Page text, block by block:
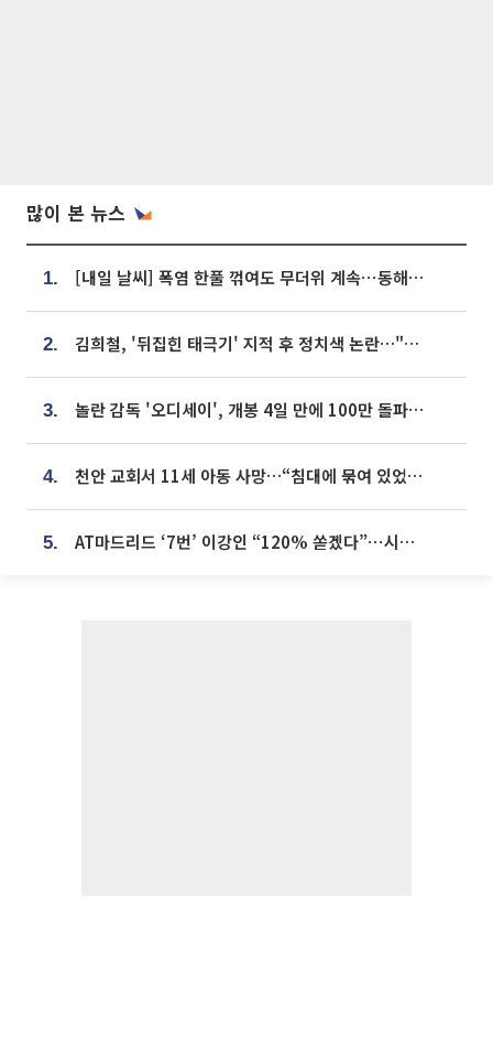
많이 본 뉴스
1. [내일 날씨] 폭염 한풀 꺾여도 무더위 계속⋯동해안 이틀 연속 비
2. 김희철, '뒤집힌 태극기' 지적 후 정치색 논란…"좌우 떠나 우리나라 국기"
3. 놀란 감독 '오디세이', 개봉 4일 만에 100만 돌파⋯'왕사남' 보다 빠르다
4. 천안 교회서 11세 아동 사망…“침대에 묶여 있었다” 진술 확보
5. AT마드리드 ‘7번’ 이강인 “120% 쏟겠다”⋯시메오네 감독 “필요한 선수”